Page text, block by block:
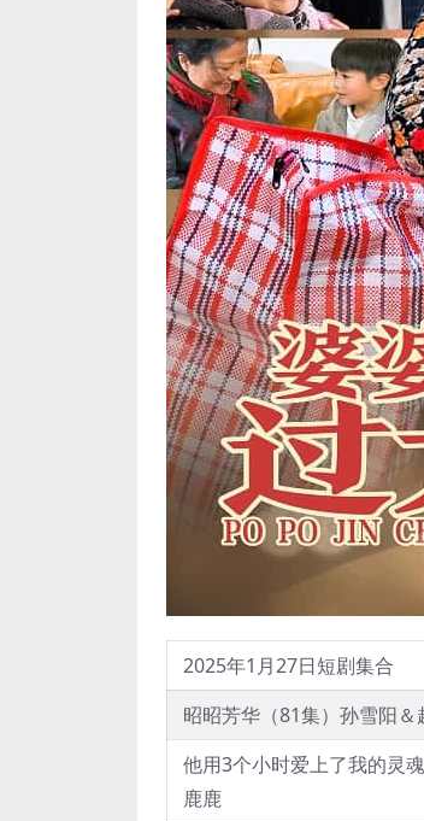
2025年1月27日短剧集合
昭昭芳华（81集）孙雪阳＆
他用3个小时爱上了我的灵
鹿鹿